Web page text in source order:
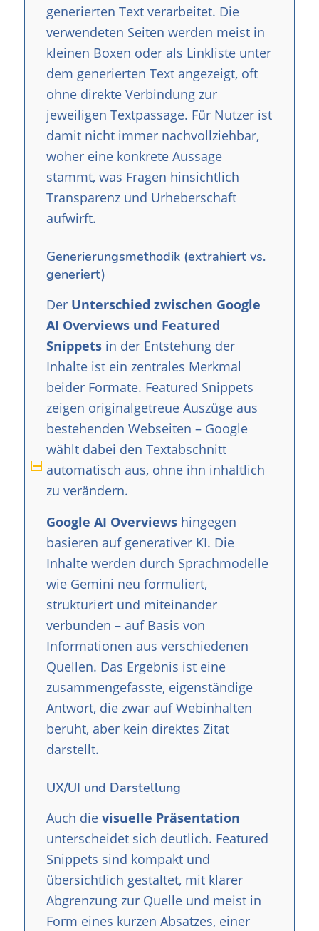
generierten Text verarbeitet. Die
verwendeten Seiten werden meist in
kleinen Boxen oder als Linkliste unter
dem generierten Text angezeigt, oft
ohne direkte Verbindung zur
jeweiligen Textpassage. Für Nutzer ist
damit nicht immer nachvollziehbar,
woher eine konkrete Aussage
stammt, was Fragen hinsichtlich
Transparenz und Urheberschaft
aufwirft.
Generierungsmethodik (extrahiert vs.
generiert)
Der Unterschied zwischen Google
AI Overviews und Featured
Snippetsin der Entstehung der
Inhalte ist ein zentrales Merkmal
beider Formate. Featured Snippets
zeigen originalgetreue Auszüge aus
bestehenden Webseiten – Google
wählt dabei den Textabschnitt
automatisch aus, ohne ihn inhaltlich
zu verändern.
Google AI Overviewshingegen
basieren auf generativer KI. Die
Inhalte werden durch Sprachmodelle
wie Gemini neu formuliert,
strukturiert und miteinander
verbunden – auf Basis von
Informationen aus verschiedenen
Quellen. Das Ergebnis ist eine
zusammengefasste, eigenständige
Antwort, die zwar auf Webinhalten
beruht, aber kein direktes Zitat
darstellt.
UX/UI und Darstellung
Auch die visuelle Präsentation
unterscheidet sich deutlich. Featured
Snippets sind kompakt und
übersichtlich gestaltet, mit klarer
Abgrenzung zur Quelle und meist in
Form eines kurzen Absatzes, einer